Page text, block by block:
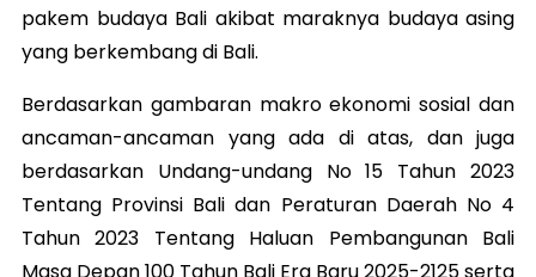
pakem budaya Bali akibat maraknya budaya asing
yang berkembang di Bali.
Berdasarkan gambaran makro ekonomi sosial dan
ancaman-ancaman yang ada di atas, dan juga
berdasarkan Undang-undang No 15 Tahun 2023
Tentang Provinsi Bali dan Peraturan Daerah No 4
Tahun 2023 Tentang Haluan Pembangunan Bali
Masa Depan 100 Tahun Bali Era Baru 2025-2125 serta